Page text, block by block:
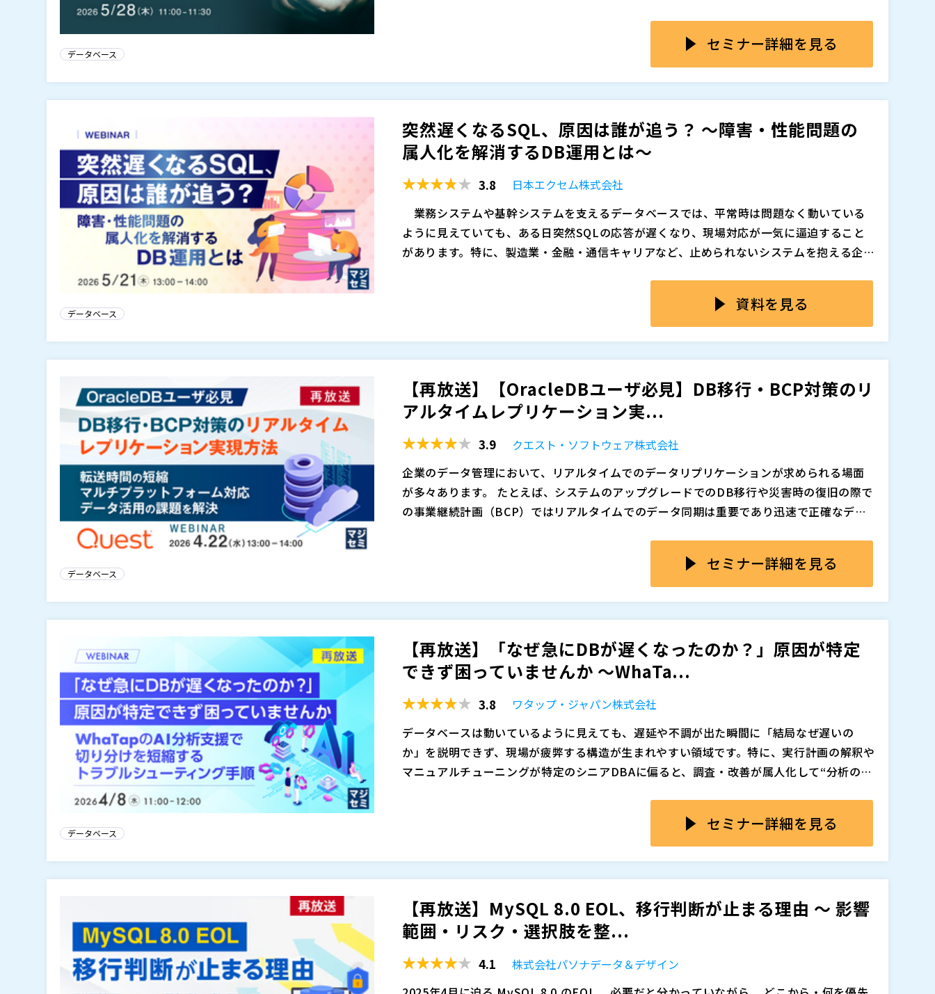
前後で起こりやすいトラブルと対処法 ・よくある失敗パターンと回避策 EOLを単なる作業
として捉えるのではなく、影響範囲を見極め、リスクを整理し、検討を前に進めるための
※共催、協賛、協力、講演企業は将来的に追加、削除される可能性があります。
ズDB株式会社 ● 参加費：無料（事前登録制） ● 形 態：オンライン
● コンテナにおける「データ永続性」の正しい担保方法 ● 属人化を防ぐ「自己修復型」運
● レガシーDB移行推進されている方 ● プラットフォームエンジニア、ITマネージャー ●
既存Postgresユーザー
エンタープライズDB株式会社 シニアセールスエンジニアリング 関場 哲也
エンタープライズDB株式会社（）
株式会社日本経済広告社（ ）
マジセミ株式会社（ ）
※共催、協賛、協力、講演企業は将来的に追加、削除される可能性があります。
データベース セミナー詳細を見る
突然遅くなるSQL、原因は誰が追う？ ～障害・性能問題の
属人化を解消するDB運用とは～
3.8
日本エクセム株式会社
業務システムや基幹システムを支えるデータベースでは、平常時は問題なく動いている
ように見えていても、ある日突然SQLの応答が遅くなり、現場対応が一気に逼迫すること
があります。特に、製造業・金融・通信キャリアなど、止められないシステムを抱える企業
問題を抱えた現場から商談につなげたい意向があり、MaxGaugeを起点としつつ診断やコ
ンサルティングまで含めた提案を想定されています。一方で、データベースを専任で見
何が起きているのか」は見えていても、「なぜ遅くなったのか」「どこから追うべきか」
まで整理できず、対応が特定の担当者に依存しやすい状況が生まれます。クライアントから
とが共有されています。
はあるものの、後から障害発生時の状況を時系列で追えない、DB起因かアプリ起因かの切
り分けができない、SQLやセッション単位での特定まで至らない――その結果、ログ解析やベ
ほとんど残っていないこと、障害対応できる人材がいないことが現場の大きな課題として
挙げられています。 その結果、「復旧はしたが、結局なぜ起きたのかを説明できない」
ため、属人対応から抜け出せない」といった悪循環が続きます。今回のテーマは、単なる
原因特定のテクニック紹介ではなく、こうした属人化した障害・性能対応をどう変えてい
くか、という運用課題として整理する点に特徴があります。クライアント側でも、製品だ
けに寄り過ぎず、問題提起から入り、解決するためのツールがMaxGaugeであるという流
本セミナーでは、突然遅くなるSQLや障害・性能問題に対して、なぜ原因追跡が属人化
axGaugeは、リアルタイム監視だけでなく履歴をさかのぼって障害時の状況を再現・分析
できる点が強みであり、事象整理や証跡取得の部分を支えながら、その後の原因特定や改
見つける」で終わらせるのではなく、原因を説明できる状態を作り、再発防止までどうつ
なげるかという観点まで扱います。クライアントとのやり取りでも、最終的には「振り返
り・説明・再発防止」が同一方向のゴールであること、MaxGauge単体ではなく診断やコ
ンサルティングまで含めた総合提案につなげたいことが確認されています。本セミナー
る、改善につなげられるDB運用を考えるきっかけとなる内容です。
・突然遅くなるSQLに対して、誰が原因を追うべきか曖昧になっている方 ・障害や性能問
題のたびに、特定の担当者へ対応が集中している方 ・断片的なログや監視情報では全体像
・原因特定だけで終わらず、説明責任や再発防止までつなげたい方
日本エクセム株式会社（）
株式会社オープンソース活用研究所（ ）
マジセミ株式会社（ ）
※共催、協賛、協力、講演企業は将来的に追加、削除される可能性があります。
データベース 資料を見る
【再放送】【OracleDBユーザ必見】DB移行・BCP対策のリ
アルタイムレプリケーション実...
3.9
クエスト・ソフトウェア株式会社
企業のデータ管理において、リアルタイムでのデータリプリケーションが求められる場面
が多々あります。 たとえば、システムのアップグレードでのDB移行や災害時の復旧の際で
の事業継続計画（BCP）ではリアルタイムでのデータ同期は重要であり迅速で正確なデー
性、セキュリティ面など、多くの要素を考慮しなければなりません。特に、OracleDBから
PostgreSQLへの移行を検討する企業では、業務を止めずにスムーズに移行する方法が分
本セミナーでは、リアルタイムでのデータレプリケーションを可能にする「SharePlex」
ながら、スムーズな移行を可能にします。また、PostgreSQLなどの異種DBへの移行や、
基幹システムのデータを分析用DBとして活用する方法についても詳しく紹介します。 デー
クエスト・ソフトウェア株式会社（）
株式会社オープンソース活用研究所（）
※共催、協賛、協力、講演企業は将来的に追加、削除される可能性があります。
データベース セミナー詳細を見る
【再放送】「なぜ急にDBが遅くなったのか？」原因が特定
できず困っていませんか ～WhaTa...
3.8
ワタップ・ジャパン株式会社
データベースは動いているように見えても、遅延や不調が出た瞬間に「結局なぜ遅いの
か」を説明できず、現場が疲弊する構造が生まれやすい領域です。特に、実行計画の解釈や
マニュアルチューニングが特定のシニアDBAに偏ると、調査・改善が属人化して“分析のボ
くい根本原因”が潜んでいることがあります。こうした要因が絡むと、責任分界や判断が曖
昧になり、トラブルシューティングが長期化（High MTTI）しがちです。だからこそ、障
本セミナーでは、まずSQL AI Tuning Guideで複雑な実行計画を分析し、パフォーマンス
み込むかを整理します。さらに、Active Session／ロックツリー／I/O Waitなどの指標か
ら、DB負荷・ロック競合・リソース不足の状況をリアルタイムで把握し、主要な障害パタ
ワタップ・ジャパン株式会社（ ）
株式会社オープンソース活用研究所（）
※共催、協賛、協力、講演企業は将来的に追加、削除される可能性があります。
データベース セミナー詳細を見る
【再放送】MySQL 8.0 EOL、移行判断が止まる理由 ～ 影響
範囲・リスク・選択肢を整...
4.1
株式会社パソナデータ＆デザイン